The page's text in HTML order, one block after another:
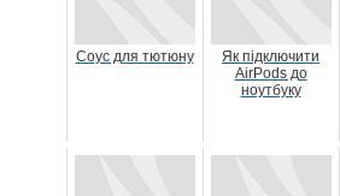
Соус для тютюну
Як підключити
AirPods до
ноутбуку